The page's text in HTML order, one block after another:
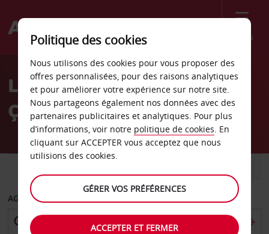
Menu
Welcome
AvisLocation de voiture
Çanakkale - Centre-ville
AGENCE DE DÉPART
Politique des cookies
Nous utilisons des cookies pour vous proposer des
offres personnalisées, pour des raisons analytiques
et pour améliorer votre expérience sur notre site.
Nous partageons également nos données avec des
partenaires publicitaires et analytiques. Pour plus
d’informations, voir notre politique de cookies. En
cliquant sur ACCEPTER vous acceptez que nous
utilisions des cookies.
GÉRER VOS PRÉFÉRENCES
ACCEPTER ET FERMER